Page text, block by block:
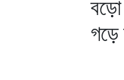
বড়ো